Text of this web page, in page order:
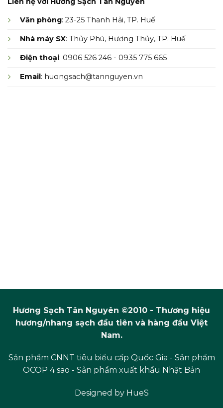
Văn phòng: 23-25 Thanh Hải, TP. Huế
Nhà máy SX: Thủy Phù, Hương Thủy, TP. Huế
Điện thoại: 0906 526 246 - 0935 775 665
Email : huongsach@tannguyen.vn
Hương Sạch Tân Nguyên ©2010 - Thương hiệu
hương/nhang sạch đầu tiên và hàng đầu Việt
Nam.
Sản phẩm CNNT tiêu biểu cấp Quốc Gia - Sản phẩm
OCOP 4 sao - Sản phẩm xuất khẩu Nhật Bản
Designed by HueS